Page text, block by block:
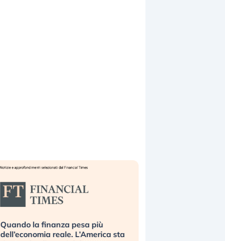
Quando la finanza pesa più
dell’economia reale. L’America sta